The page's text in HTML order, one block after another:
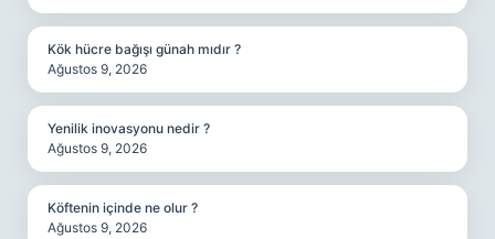
Kök hücre bağışı günah mıdır ?
Ağustos 9, 2026
Yenilik inovasyonu nedir ?
Ağustos 9, 2026
Köftenin içinde ne olur ?
Ağustos 9, 2026